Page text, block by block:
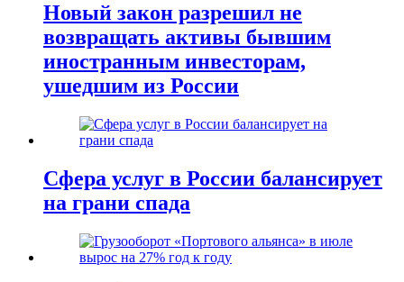
Новый закон разрешил не
возвращать активы бывшим
иностранным инвесторам,
ушедшим из России
Сфера услуг в России балансирует
на грани спада